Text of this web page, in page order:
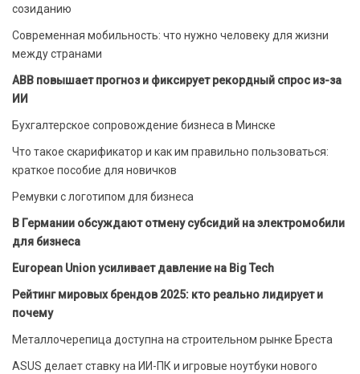
созиданию
Современная мобильность: что нужно человеку для жизни
между странами
ABB повышает прогноз и фиксирует рекордный спрос из-за
ИИ
Бухгалтерское сопровождение бизнеса в Минске
Что такое скарификатор и как им правильно пользоваться:
краткое пособие для новичков
Ремувки с логотипом для бизнеса
В Германии обсуждают отмену субсидий на электромобили
для бизнеса
European Union усиливает давление на Big Tech
Рейтинг мировых брендов 2025: кто реально лидирует и
почему
Металлочерепица доступна на строительном рынке Бреста
ASUS делает ставку на ИИ-ПК и игровые ноутбуки нового